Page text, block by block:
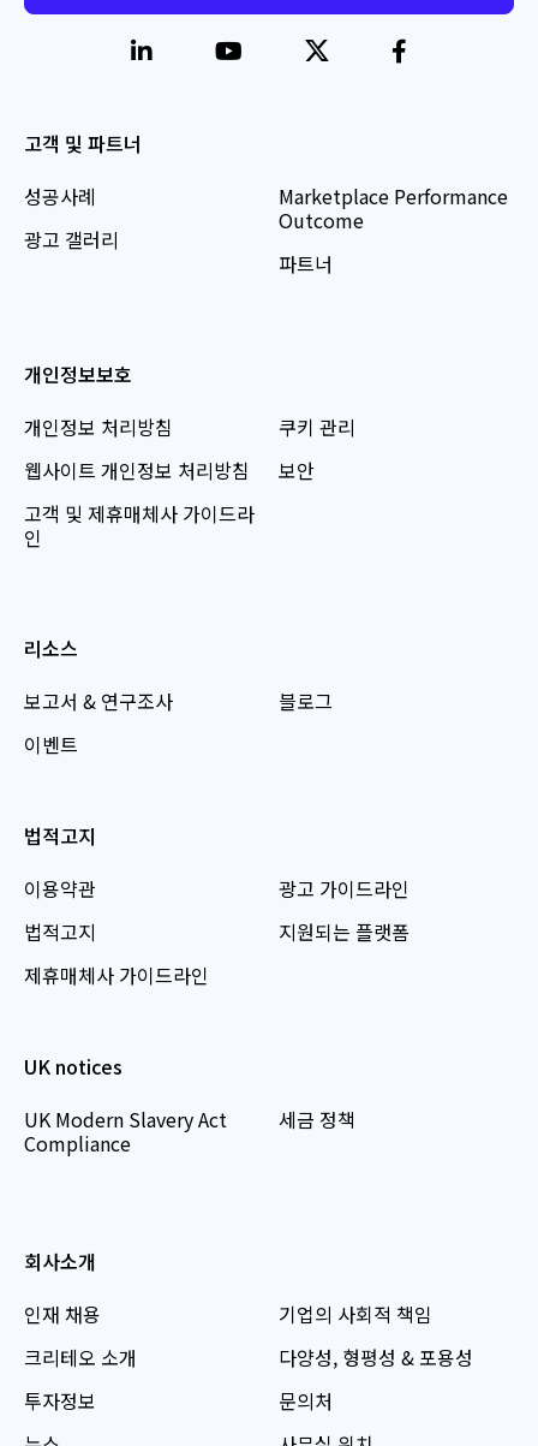
고객 및 파트너
성공사례
광고 갤러리
Marketplace Performance
Outcome
파트너
개인정보보호
개인정보 처리방침
웹사이트 개인정보 처리방침
고객 및 제휴매체사 가이드라
인
쿠키 관리
보안
리소스
보고서 & 연구조사
이벤트
블로그
법적고지
이용약관
법적고지
제휴매체사 가이드라인
광고 가이드라인
지원되는 플랫폼
UK notices
UK Modern Slavery Act
Compliance
세금 정책
회사소개
인재 채용
크리테오 소개
투자정보
기업의 사회적 책임
다양성, 형평성 & 포용성
문의처